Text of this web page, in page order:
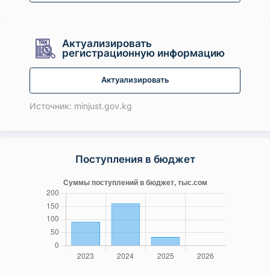
Актуализировать
регистрационную информацию
Актуализировать
Источник: minjust.gov.kg
Поступления в бюджет